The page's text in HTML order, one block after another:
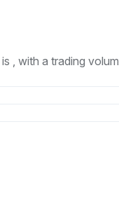
, with a trading